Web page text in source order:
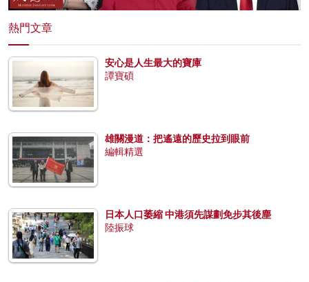
熱門文章
安心是人生最大的寶庫
譚寶碩
雄關漫道：把遙遠的歷史拉到眼前
編輯精選
日本人口萎縮 中港須先謀劃免步其後塵
陸振球